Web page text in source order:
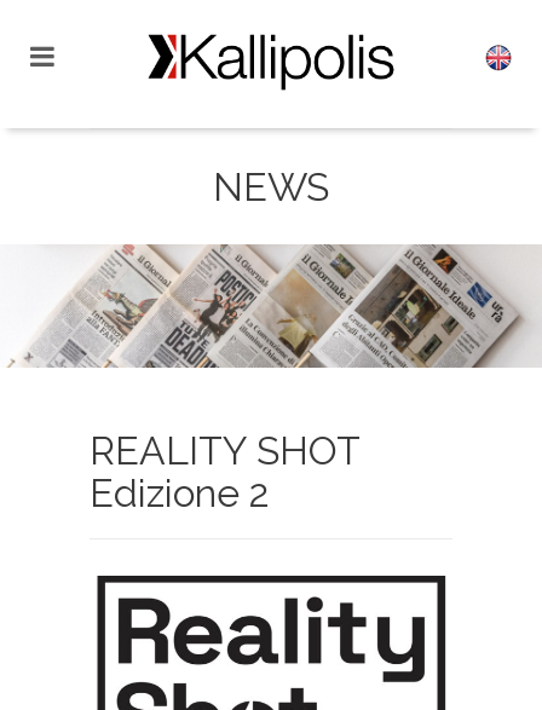
NEWS
REALITY SHOT
Edizione 2